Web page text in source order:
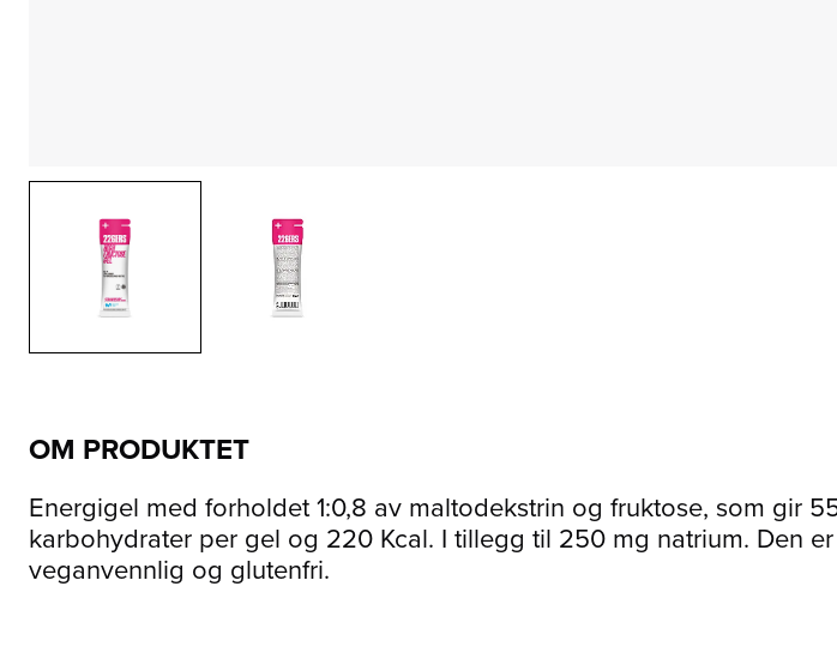
OM PRODUKTET
Energigel med forholdet 1:0,8 av maltodekstrin og fruktose, som gir
karbohydrater per gel og 220 Kcal. I tillegg til 250 mg natrium. Den er
veganvennlig og glutenfri.